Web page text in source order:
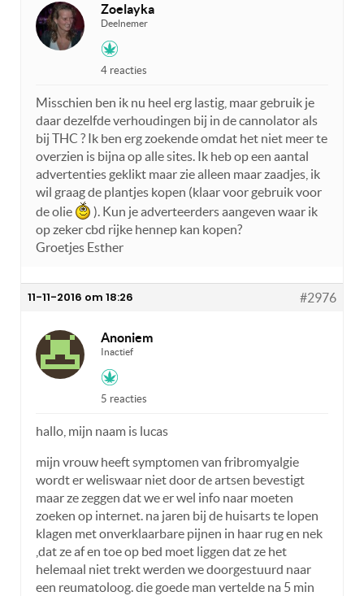
Zoelayka
Deelnemer
4 reacties
Misschien ben ik nu heel erg lastig, maar gebruik je
daar dezelfde verhoudingen bij in de cannolator als
bij THC ? Ik ben erg zoekende omdat het niet meer te
overzien is bijna op alle sites. Ik heb op een aantal
advertenties geklikt maar zie alleen maar zaadjes, ik
wil graag de plantjes kopen (klaar voor gebruik voor
de olie
). Kun je adverteerders aangeven waar ik
op zeker cbd rijke hennep kan kopen?
Groetjes Esther
11-11-2016 om 18:26 #2976
Anoniem
Inactief
5 reacties
hallo, mijn naam is lucas
mijn vrouw heeft symptomen van fribromyalgie
wordt er weliswaar niet door de artsen bevestigt
maar ze zeggen dat we er wel info naar moeten
zoeken op internet. na jaren bij de huisarts te lopen
klagen met onverklaarbare pijnen in haar rug en nek
,dat ze af en toe op bed moet liggen dat ze het
helemaal niet trekt werden we doorgestuurd naar
een reumatoloog. die goede man vertelde na 5 min